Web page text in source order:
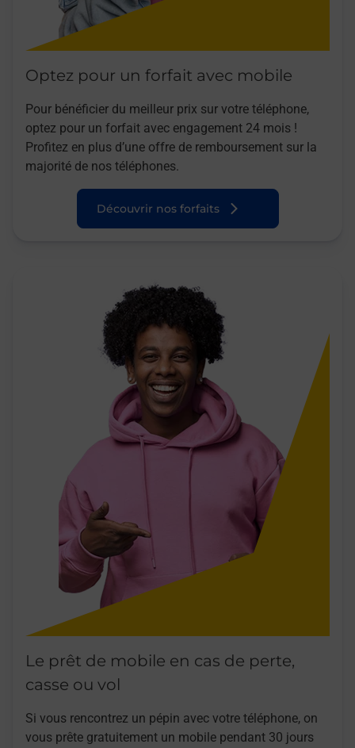
Optez pour un forfait avec mobile
Pour bénéficier du meilleur prix sur votre téléphone,
optez pour un forfait avec engagement 24 mois !
Profitez en plus d’une offre de remboursement sur la
majorité de nos téléphones.
Découvrir nos forfaits
Le prêt de mobile en cas de perte,
casse ou vol
Si vous rencontrez un pépin avec votre téléphone, on
vous prête gratuitement un mobile pendant 30 jours